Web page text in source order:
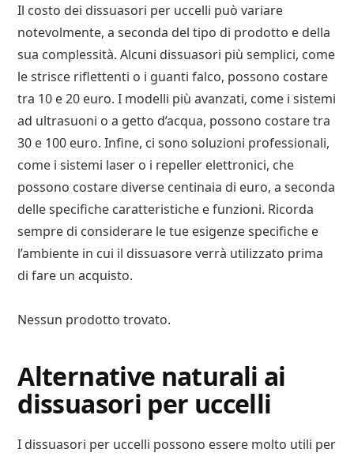
Il costo dei dissuasori per uccelli può variare
notevolmente, a seconda del tipo di prodotto e della
sua complessità. Alcuni dissuasori più semplici, come
le strisce riflettenti o i guanti falco, possono costare
tra 10 e 20 euro. I modelli più avanzati, come i sistemi
ad ultrasuoni o a getto d’acqua, possono costare tra
30 e 100 euro. Infine, ci sono soluzioni professionali,
come i sistemi laser o i repeller elettronici, che
possono costare diverse centinaia di euro, a seconda
delle specifiche caratteristiche e funzioni. Ricorda
sempre di considerare le tue esigenze specifiche e
l’ambiente in cui il dissuasore verrà utilizzato prima
di fare un acquisto.
Nessun prodotto trovato.
Alternative naturali ai
dissuasori per uccelli
I dissuasori per uccelli possono essere molto utili per